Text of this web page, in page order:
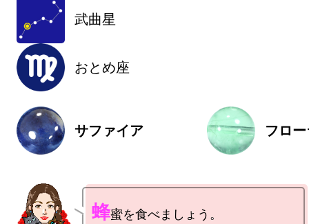
武曲星
おとめ座
サファイア フロ
蜂蜜を食べましょう。